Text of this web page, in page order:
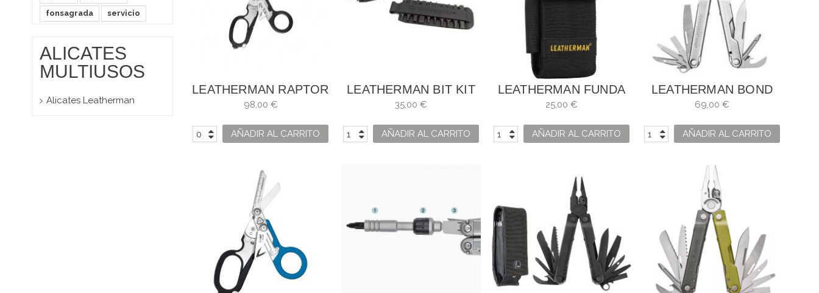
LEATHERMAN RAPTOR
NEGRA
98,00 €
AÑADIR AL CARRITO
LEATHERMAN BIT KIT
35,00 €
AÑADIR AL CARRITO
LEATHERMAN FUNDA
DE NYLON
25,00 €
AÑADIR AL CARRITO
LEATHERMAN BOND
69,00 €
AÑADIR AL CARRITO
fonsagrada
servicio
ALICATES
MULTIUSOS
Alicates Leatherman